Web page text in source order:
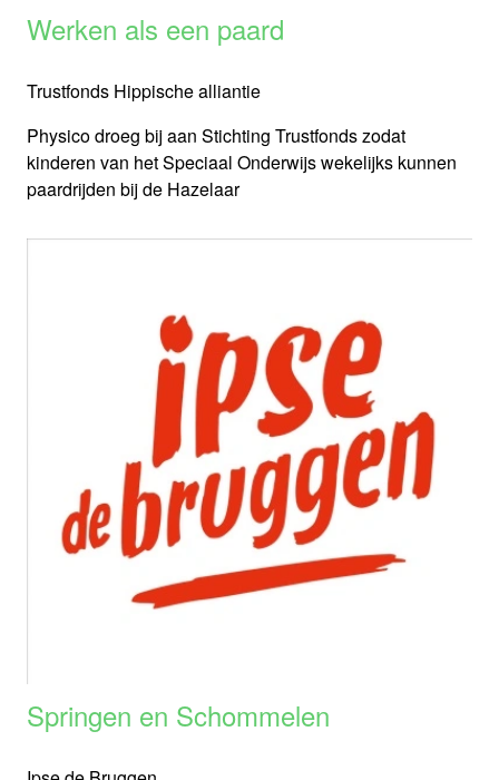
Werken als een paard
Trustfonds Hippische alliantie
Physico droeg bij aan Stichting Trustfonds zodat
kinderen van het Speciaal Onderwijs wekelijks kunnen
paardrijden bij de Hazelaar
Springen en Schommelen